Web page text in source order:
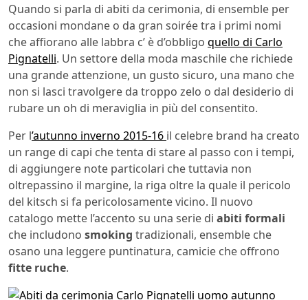
Quando si parla di abiti da cerimonia, di ensemble per
occasioni mondane o da gran soirée tra i primi nomi
che affiorano alle labbra c’ è d’obbligo quello di Carlo
Pignatelli. Un settore della moda maschile che richiede
una grande attenzione, un gusto sicuro, una mano che
non si lasci travolgere da troppo zelo o dal desiderio di
rubare un oh di meraviglia in più del consentito.
Per l’autunno inverno 2015-16 il celebre brand ha creato
un range di capi che tenta di stare al passo con i tempi,
di aggiungere note particolari che tuttavia non
oltrepassino il margine, la riga oltre la quale il pericolo
del kitsch si fa pericolosamente vicino. Il nuovo
catalogo mette l’accento su una serie di abiti formali
che includono smoking tradizionali, ensemble che
osano una leggere puntinatura, camicie che offrono
fitte ruche.